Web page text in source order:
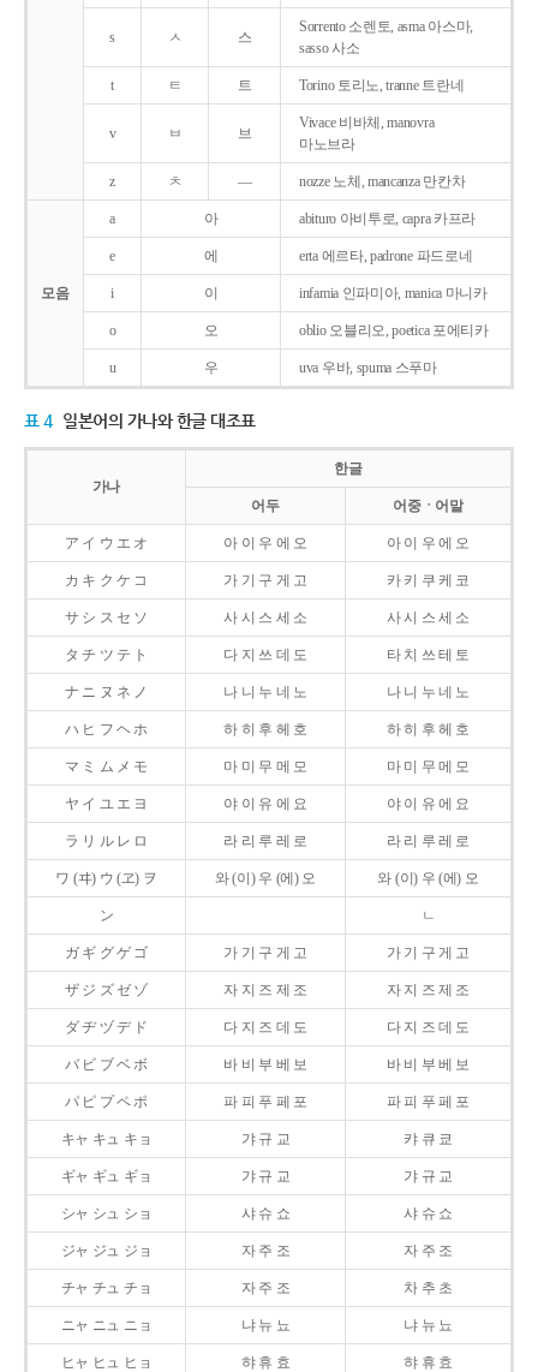
s ㅅ 스
Sorrento 소렌토, asma 아스마,
sasso 사소
t ㅌ 트 Torino 토리노, tranne 트란네
v ㅂ 브
Vivace 비바체, manovra
마노브라
z ㅊ ― nozze 노체, mancanza 만칸차
모음
a 아 abituro 아비투로, capra 카프라
e 에 erta 에르타, padrone 파드로네
i 이 infamia 인파미아, manica 마니카
o 오 oblio 오블리오, poetica 포에티카
u 우 uva 우바, spuma 스푸마
표 4 일본어의 가나와 한글 대조표
가나
한글
어두 어중ㆍ어말
ア イ ウ エ オ 아 이 우 에 오 아 이 우 에 오
カ キ ク ケ コ 가 기 구 게 고 카 키 쿠 케 코
サ シ ス セ ソ 사 시 스 세 소 사 시 스 세 소
タ チ ツ テ ト 다 지 쓰 데 도 타 치 쓰 테 토
ナ ニ ヌ ネ ノ 나 니 누 네 노 나 니 누 네 노
ハ ヒ フ ヘ ホ 하 히 후 헤 호 하 히 후 헤 호
マ ミ ム メ モ 마 미 무 메 모 마 미 무 메 모
ヤ イ ユ エ ヨ 야 이 유 에 요 야 이 유 에 요
ラ リ ル レ ロ 라 리 루 레 로 라 리 루 레 로
ワ (ヰ) ウ (ヱ) ヲ 와 (이) 우 (에) 오 와 (이) 우 (에) 오
ン ㄴ
ガ ギ グ ゲ ゴ 가 기 구 게 고 가 기 구 게 고
ザ ジ ズ ゼ ゾ 자 지 즈 제 조 자 지 즈 제 조
ダ ヂ ヅ デ ド 다 지 즈 데 도 다 지 즈 데 도
バ ビ ブ ベ ボ 바 비 부 베 보 바 비 부 베 보
パ ピ プ ペ ポ 파 피 푸 페 포 파 피 푸 페 포
キャ キュ キョ 갸 규 교 캬 큐 쿄
ギャ ギュ ギョ 갸 규 교 갸 규 교
シャ シュ ショ 샤 슈 쇼 샤 슈 쇼
ジャ ジュ ジョ 자 주 조 자 주 조
チャ チュ チョ 자 주 조 차 추 초
ニャ ニュ ニョ 냐 뉴 뇨 냐 뉴 뇨
ヒャ ヒュ ヒョ 햐 휴 효 햐 휴 효